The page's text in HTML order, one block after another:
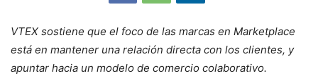
VTEX sostiene que el foco de las marcas en Marketplace
está en mantener una relación directa con los clientes, y
apuntar hacia un modelo de comercio colaborativo.